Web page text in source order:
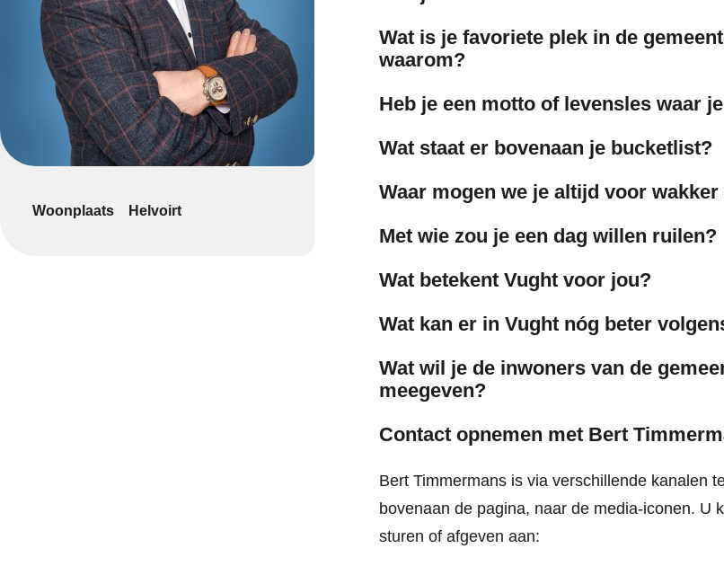
Woonplaats Helvoirt
Wat is je favoriete plek in de
waarom?
Heb je een motto of levensles waar
Wat staat er bovenaan je bucketlist?
Waar mogen we je altijd voor wakker
Met wie zou je een dag willen ruilen?
Wat betekent Vught voor jou?
Wat kan er in Vught nóg beter
Wat wil je de inwoners van de
meegeven?
Contact opnemen met Bert
Bert Timmermans is via verschillende kanalen
bovenaan de pagina, naar de media-iconen. U
sturen of afgeven aan: